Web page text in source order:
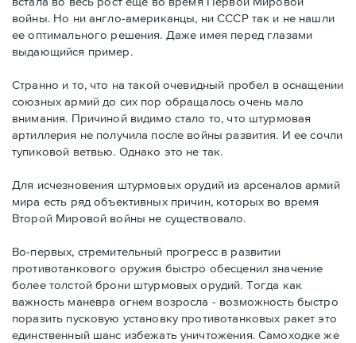
войны. Но ни англо-американцы, ни СССР так и не нашли
ее оптимального решения. Даже имея перед глазами
выдающийся пример.
Странно и то, что на такой очевидный пробел в оснащении
союзных армий до сих пор обращалось очень мало
внимания. Причиной видимо стало то, что штурмовая
артиллерия не получила после войны развития. И ее сочли
тупиковой ветвью. Однако это не так.
Для исчезновения штурмовых орудий из арсеналов армий
мира есть ряд объективных причин, которых во время
Второй Мировой войны не существовало.
Во-первых, стремительный прогресс в развитии
противотанкового оружия быстро обесценил значение
более толстой брони штурмовых орудий. Тогда как
важность маневра огнем возросла - возможность быстро
поразить пусковую установку противотанковых ракет это
единственный шанс избежать уничтожения. Самоходке же